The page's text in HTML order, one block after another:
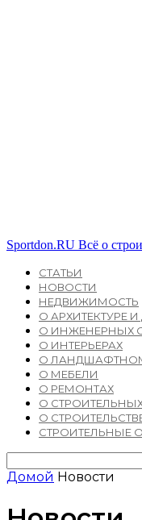
Sportdon.RU Всё о
СТАТЬИ
НОВОСТИ
НЕДВИЖИМОСТЬ
О АРХИТЕКТУРЕ
О ИНЖЕНЕРНЫХ
О ИНТЕРЬЕРАХ
О
О МЕБЕЛИ
О РЕМОНТАХ
О
О
СТРОИТЕЛЬНЫЕ
Домой Новости